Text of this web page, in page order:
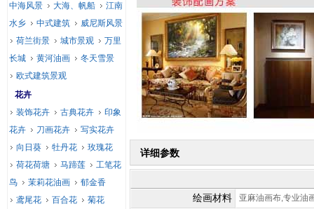
详细参数
绘画材料 亚麻油画布,专业油
中海风景
大海、帆船
江南
水乡
中式建筑
威尼斯风景
荷兰街景
城市景观
万里
长城
黄河油画
冬天雪景
欧式建筑景观
花卉
装饰花卉
古典花卉
印象
花卉
刀画花卉
写实花卉
向日葵
牡丹花
玫瑰花
荷花荷塘
马蹄莲
工笔花
鸟
茉莉花油画
郁金香
鸢尾花
百合花
菊花